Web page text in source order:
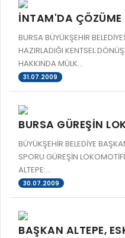
İNTAM'DA ÇÖZÜME
BURSA BÜYÜKŞEHİR
HAZIRLADIĞI KENTSEL
HAKKINDA MÜLK...
31.07.2009
BURSA GÜREŞİN
BÜYÜKŞEHİR BELEDİYE
SPORU GÜREŞİN
ALTEPE:...
30.07.2009
BAŞKAN ALTEPE,